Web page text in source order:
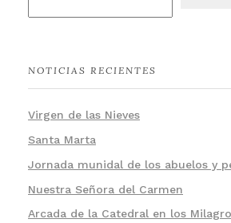
NOTICIAS RECIENTES
Virgen de las Nieves
Santa Marta
Jornada munidal de los abuelos y
Nuestra Señora del Carmen
Arcada de la Catedral en los